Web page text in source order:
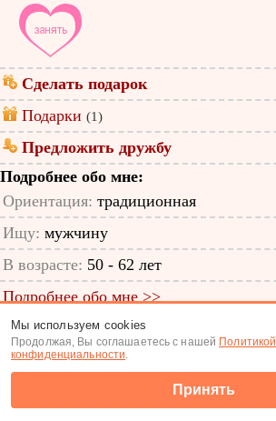
Сделать подарок
Подарки (1)
Предложить дружбу
Подробнее обо мне:
Ориентация: традиционная
Ищу: мужчину
В возрасте: 50 - 62 лет
Подробнее обо мне >>
ID анкеты: 11408039
Знакомства|Поиск анкет
Мы используем cookies
Продолжая, Вы соглашаетесь с нашей Политикой
конфиденциальности.
Принять